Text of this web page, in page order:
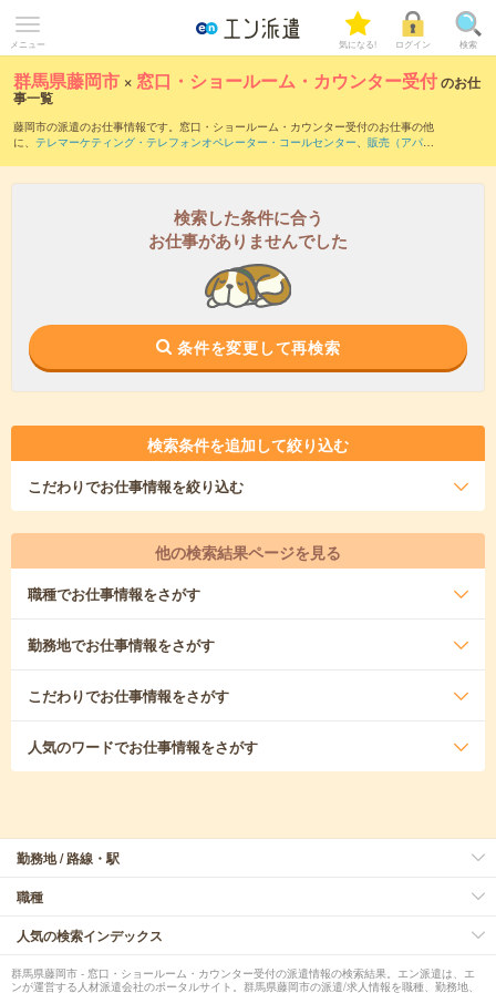
メニュー 気になる! ログイン 検索
群馬県藤岡市 × 窓口・ショールーム・カウンター受付のお仕
事一覧
藤岡市の派遣のお仕事情報です。窓口・ショールーム・カウンター受付のお仕事の他
に、 テレマーケティング・テレフォンオペレーター・コールセンター、 販売（アパレ
でいただけます。職種辞典：窓口・ショールーム・カウンター受付のお仕事とは？と
検索した条件に合う
お仕事がありませんでした
条件を変更して再検索
検索条件を追加して絞り込む
こだわりでお仕事情報を絞り込む
他の検索結果ページを見る
職種でお仕事情報をさがす
勤務地でお仕事情報をさがす
こだわりでお仕事情報をさがす
人気のワードでお仕事情報をさがす
勤務地 / 路線・駅
職種
人気の検索インデックス
群馬県藤岡市 - 窓口・ショールーム・カウンター受付の派遣情報の検索結果。エン派遣は、エ
ンが運営する人材派遣会社のポータルサイト。群馬県藤岡市の派遣/求人情報を職種、勤務地、